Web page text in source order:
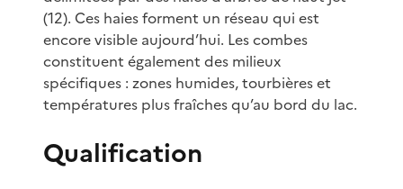
(12). Ces haies forment un réseau qui est
encore visible aujourd’hui. Les combes
constituent également des milieux
spécifiques : zones humides, tourbières et
températures plus fraîches qu’au bord du lac.
Qualification